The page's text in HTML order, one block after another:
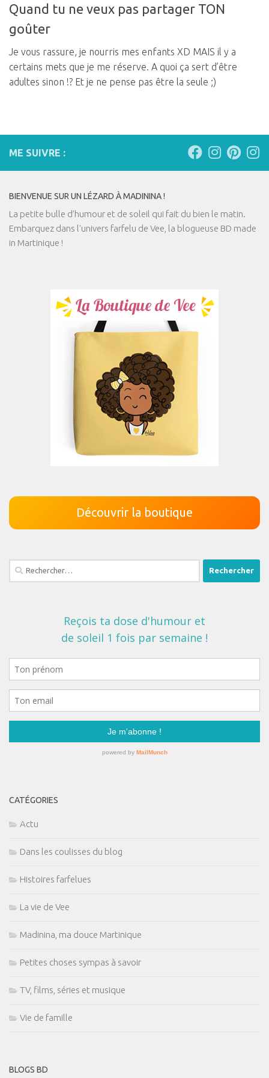
Quand tu ne veux pas partager TON
goûter
Je vous rassure, je nourris mes enfants XD MAIS il y a
certains mets que je me réserve. A quoi ça sert d’être
adultes sinon !? Et je ne pense pas être la seule ;)
ME SUIVRE :
BIENVENUE SUR UN LÉZARD À MADININA !
La petite bulle d’humour et de soleil qui fait du bien le matin.
Embarquez dans l'univers farfelu de Vee, la blogueuse BD made
in Martinique !
Découvrir la boutique
Rechercher :
CATÉGORIES
Actu
Dans les coulisses du blog
Histoires farfelues
La vie de Vee
Madinina, ma douce Martinique
Petites choses sympas à savoir
TV, films, séries et musique
Vie de famille
BLOGS BD